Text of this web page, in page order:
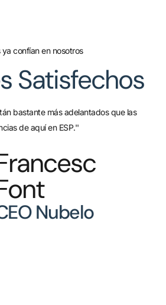
ya confían en nosotros
Satisfechos
bastante más adelantados que las
de aquí en ESP.''
Nubelo